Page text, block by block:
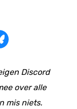
Discord
over alle
mis niets.